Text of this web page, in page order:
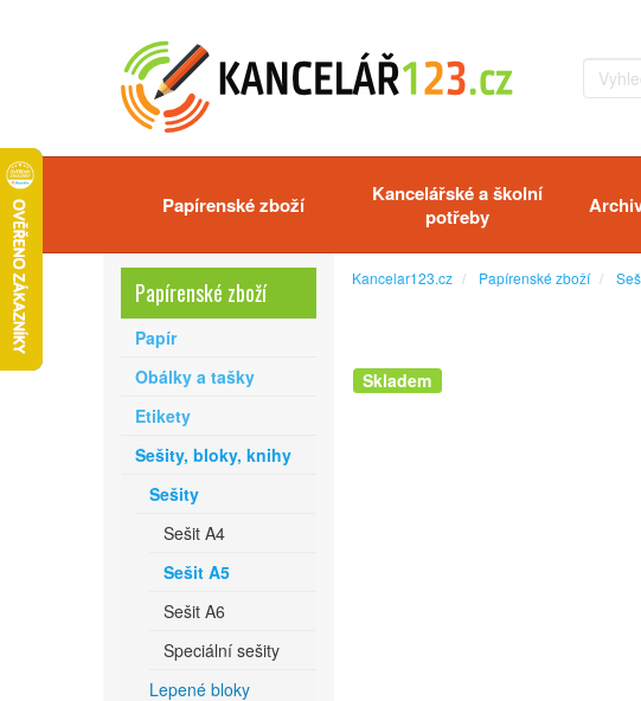
Papírenské zboží
Kancelářské a školní
potřeby
Kancelar123.cz Papírenské zboží
Skladem
Papírenské zboží
Papír
Obálky a tašky
Etikety
Sešity, bloky, knihy
Sešity
Sešit A4
Sešit A5
Sešit A6
Speciální sešity
Lepené bloky